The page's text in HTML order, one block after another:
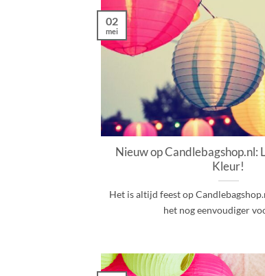
Nieuw op Candlebagshop.nl:
Kleur!
Het is altijd feest op
het nog eenvoudiger
02
mei